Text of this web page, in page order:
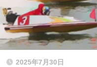
2025年7月30日